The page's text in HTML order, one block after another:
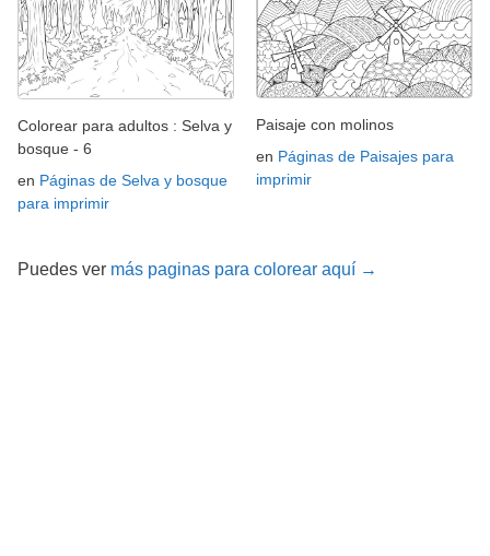
Colorear para adultos : Selva y
bosque - 6
en Páginas de Selva y bosque
para imprimir
Paisaje con molinos
en Páginas de Paisajes para
imprimir
Puedes ver más paginas para colorear aquí →